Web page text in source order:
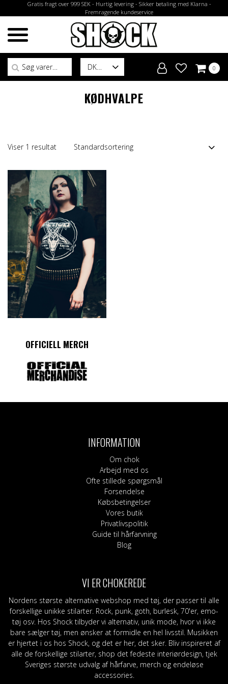
Gratis fragt over 999 SEK - Hurtig levering - Sikker betaling med Klarna -
Fremragende kundeservice
DK
Søg efter:
0
KØDHVALPE
Viser 1 resultat
OFFICIELL MERCH
INFORMATION
Om chok
Arbejd med os
Ofte stillede spørgsmål
Forsendelse
Købsbetingelser
Vores butik
Privatlivspolitik
Guide til hårfarvning
Blog
VI ER CHOKEREDE
Nordens største alternative webshop med tøj, der passer til alle
forskellige unikke stilarter. Rock, punk, goth, burlesk, 70'er, emo-
tøj osv. Hos Shock tilbyder vi alternativ, unik mode, hvor vi ikke
bare sælger tøj, men ønsker at formidle en hel livsstil. Musikken
er hjertet i os hos Shock, og det er her, det sker. Bliv inspireret af
alle de forskellige stilarter, shop det fedeste interiørdesign, tjek
Sveriges største udvalg af hårfarve, merch og endeløse
accessories.